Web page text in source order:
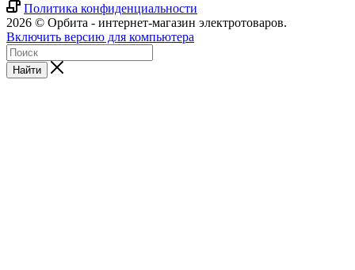
Политика конфиденциальности
2026 © Орбита - интернет-магазин электротоваров.
Включить версию для компьютера
Найти